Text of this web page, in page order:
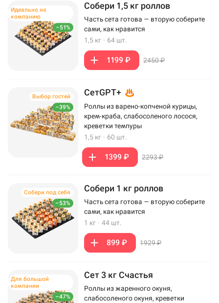
–51%
Идеально на
компанию
Собери 1,5 кг роллов
Часть сета готова — вторую соберите
сами, как нравится
1,5 кг · 64 шт.
1199 ₽ 2450 ₽
–39%
Выбор гостей СетGPT+
Роллы из варено-копченой курицы,
крем-краба, слабосоленого лосося,
креветки темпуры
1,5 кг · 60 шт.
1399 ₽ 2293 ₽
–53%
Собери под себя Собери 1 кг роллов
Часть сета готова — вторую соберите
сами, как нравится
1 кг · 44 шт.
899 ₽ 1929 ₽
–47%
Для большой
компании
Сет 3 кг Счастья
Роллы из жаренного окуня,
слабосоленого окуня, креветки